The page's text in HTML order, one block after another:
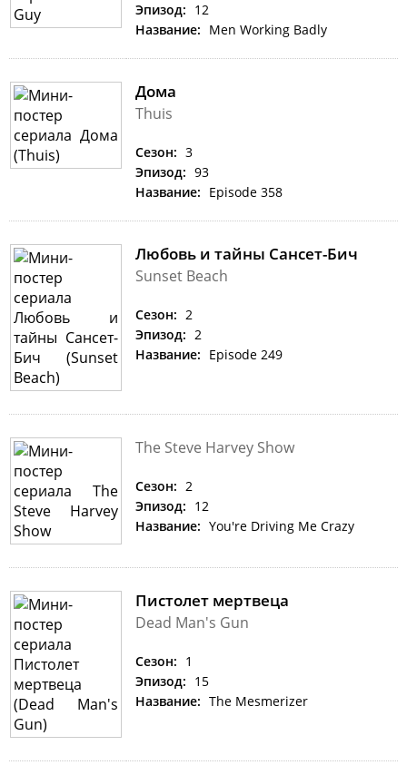
Эпизод: 12
Название: Men Working Badly
Дома
Thuis
Сезон: 3
Эпизод: 93
Название: Episode 358
Любовь и тайны Сансет-Бич
Sunset Beach
Сезон: 2
Эпизод: 2
Название: Episode 249
The Steve Harvey Show
Сезон: 2
Эпизод: 12
Название: You're Driving Me Crazy
Пистолет мертвеца
Dead Man's Gun
Сезон: 1
Эпизод: 15
Название: The Mesmerizer